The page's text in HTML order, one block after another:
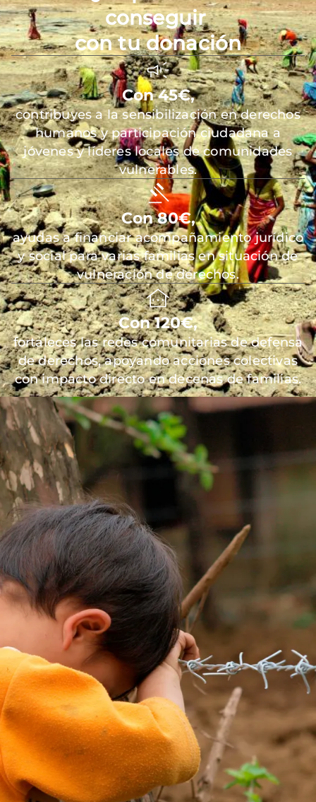
conseguir
con tu donación
Con 45€,
contribuyes a la sensibilización en derechos
humanos y participación ciudadana a
jóvenes y líderes locales de comunidades
vulnerables.
Con 80€,
ayudas a financiar acompañamiento jurídico
y social para varias familias en situación de
vulneración de derechos.
Con 120€,
fortaleces las redes comunitarias de defensa
de derechos, apoyando acciones colectivas
con impacto directo en decenas de familias.